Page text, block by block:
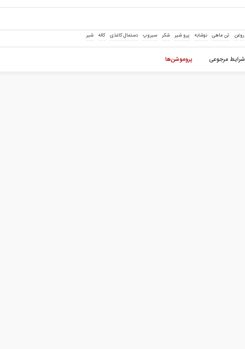
روغن تن ماهی نوشابه پرو شیر شکر سیروپ دستمال کاغذی کاله شیر
شرایط مرجوعی پروموشن‌ها